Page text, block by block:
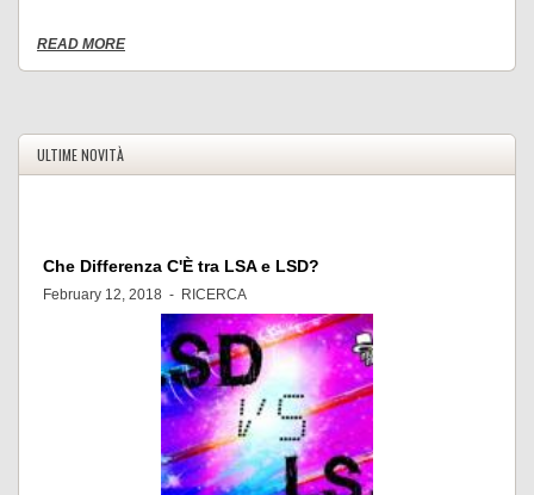
READ MORE
ULTIME NOVITÀ
Che Differenza C'È tra LSA e LSD?
February 12, 2018 - RICERCA